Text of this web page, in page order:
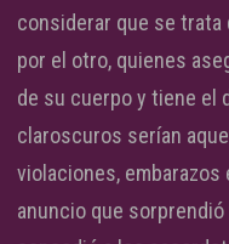
considerar que se trata
por el otro, quienes
de su cuerpo y tiene el
claroscuros serían
violaciones, embarazos
anuncio que